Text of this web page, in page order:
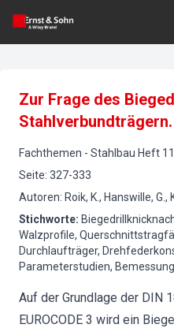
Zur Frage des
Stahlverbundträgern.
Fachthemen - Stahlbau Heft 11
Seite: 327-333
Autoren: Roik, K., Hanswille, G.,
Stichworte:
Walzprofile,
Durchlaufträger,
Parameterstudien,
Auf der Grundlage der DIN
EUROCODE 3 wird ein